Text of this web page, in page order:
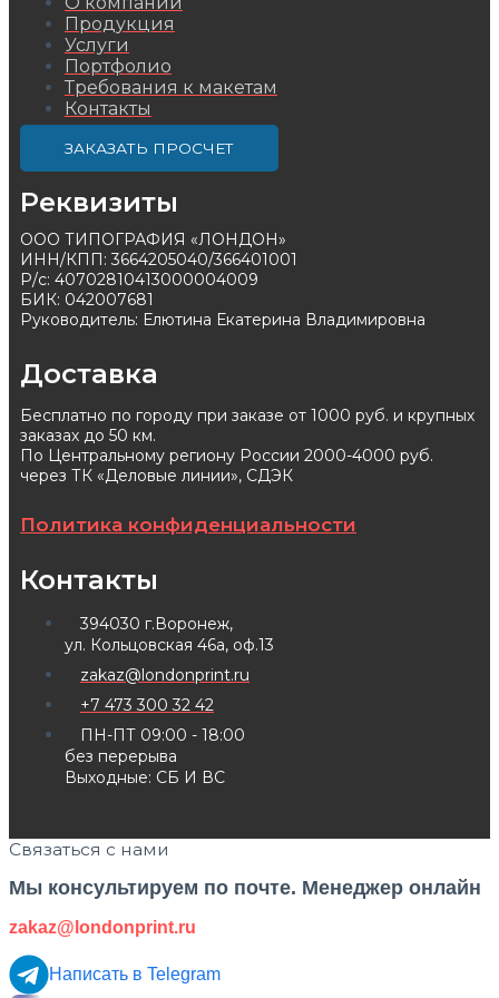
Продукция
Услуги
Портфолио
Требования к макетам
Контакты
ЗАКАЗАТЬ ПРОСЧЕТ
Реквизиты
ООО ТИПОГРАФИЯ «ЛОНДОН»
ИНН/КПП: 3664205040/366401001
Р/с: 40702810413000004009
БИК: 042007681
Руководитель: Елютина Екатерина Владимировна
Доставка
Бесплатно по городу при заказе от 1000 руб. и крупных
заказах до 50 км.
По Центральному региону России 2000-4000 руб.
через ТК «Деловые линии», СДЭК
Политика конфиденциальности
Контакты
394030 г.Воронеж,
ул. Кольцовская 46а, оф.13
zakaz@londonprint.ru
+7 473 300 32 42
ПН-ПТ 09:00 - 18:00
без перерыва
Выходные: СБ И ВС
Связаться с нами
Мы консультируем по почте. Менеджер онлайн
zakaz@londonprint.ru
Написать в Telegram